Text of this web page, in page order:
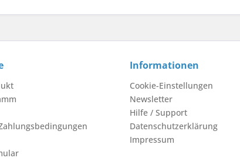
Informationen
Cookie-Einstellungen
Newsletter
Hilfe / Support
Datenschutzerklärung
Impressum